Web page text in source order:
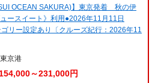
OCEAN SAKURA)】東京発着 秋の伊
ースイート》利用●2026年11月11日
リー設定あり〔クルーズ紀行：2026年11
東京港
～231,000円